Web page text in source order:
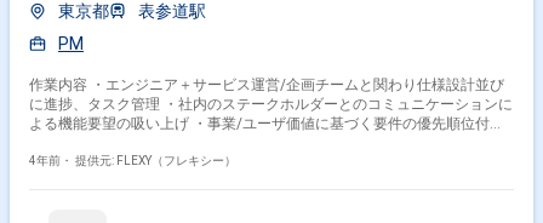
東京都
表参道駅
PM
作業内容 ・エンジニア＋サービス運営/企画チームと関わり仕様設計並び
に進捗、タスク管理 ・社内のステークホルダーとのコミュニケーションに
よる機能要望の吸い上げ ・事業/ユーザ価値に基づく要件の優先順位付け
でのコミュニケーション ・上記以外にて週2〜3時間程度の工数を使い、
4年前・ 提供元: FLEXY（フレキシー）